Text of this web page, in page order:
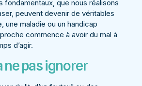
que nous réalisons
peuvent devenir de véritables
une maladie ou un handicap
commence à avoir du mal à
d’agir.
ne pas ignorer